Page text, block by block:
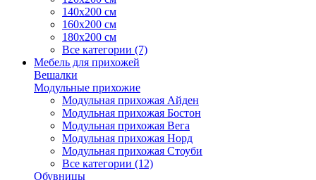
140х200 см
160х200 см
180х200 см
Все категории (7)
Мебель для прихожей
Вешалки
Модульные прихожие
Модульная прихожая Айден
Модульная прихожая Бостон
Модульная прихожая Вега
Модульная прихожая Норд
Модульная прихожая Стоуби
Все категории (12)
Обувницы